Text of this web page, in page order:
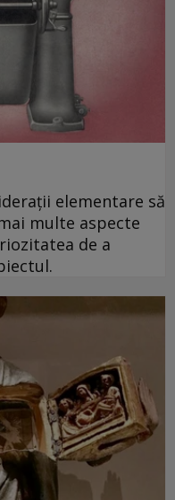
elementare să
multe aspecte
de a